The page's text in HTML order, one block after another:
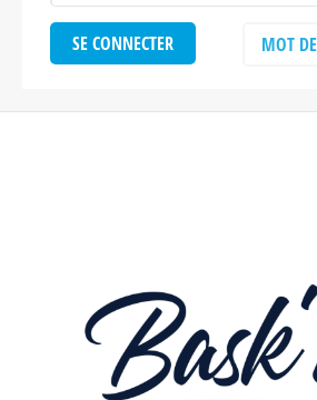
MOT